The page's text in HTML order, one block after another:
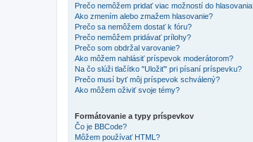
Prečo nemôžem pridať viac možností do
Ako zmením alebo zmažem hlasovanie?
Prečo sa nemôžem dostať k fóru?
Prečo nemôžem pridávať prílohy?
Prečo som obdržal varovanie?
Ako môžem nahlásiť príspevok moderátorom?
Na čo slúži tlačítko "Uložiť" pri písaní príspevku?
Prečo musí byť môj príspevok schválený?
Ako môžem oživiť svoje témy?
Formátovanie a typy príspevkov
Čo je BBCode?
Môžem používať HTML?